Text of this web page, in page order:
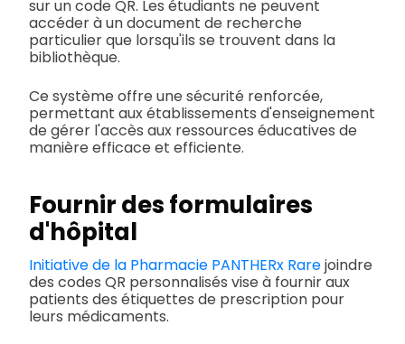
sur un code QR. Les étudiants ne peuvent
accéder à un document de recherche
particulier que lorsqu'ils se trouvent dans la
bibliothèque.
Ce système offre une sécurité renforcée,
permettant aux établissements d'enseignement
de gérer l'accès aux ressources éducatives de
manière efficace et efficiente.
Fournir des formulaires
d'hôpital
Initiative de la Pharmacie PANTHERx Rarejoindre
des codes QR personnalisés vise à fournir aux
patients des étiquettes de prescription pour
leurs médicaments.